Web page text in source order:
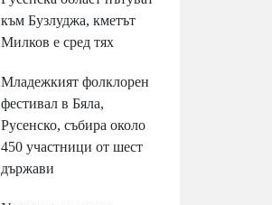
към Бузлуджа, кметът
Милков е сред тях
Младежкият фолклорен
фестивал в Бяла,
Русенско, събира около
450 участници от шест
държави